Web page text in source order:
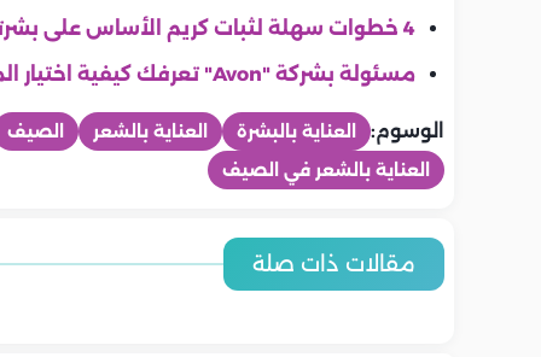
4 خطوات سهلة لثبات كريم الأساس على بشرتك في الصيف
مسئولة بشركة "Avon" تعرفك كيفية اختيار المكياج الصحيح في الصيف
الوسوم: العناية بالبشرة العناية بالشعر الصيف
العناية بالشعر في الصيف
مقالات ذات صلة
6 طرق آمنة لتفتيح الرقبة وتوحيد
لون البشرة
6 نصائح لتقليل مظهر المسام
الواسعة بدون علاجات مكلفة
منتجات
جمال
روتين أسبوعي لعلاج الشعر المتعب